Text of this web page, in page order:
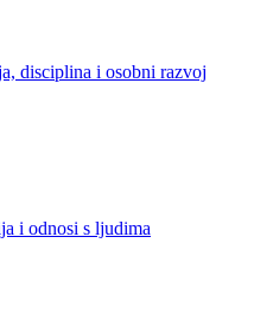
disciplina i osobni razvoj
i odnosi s ljudima